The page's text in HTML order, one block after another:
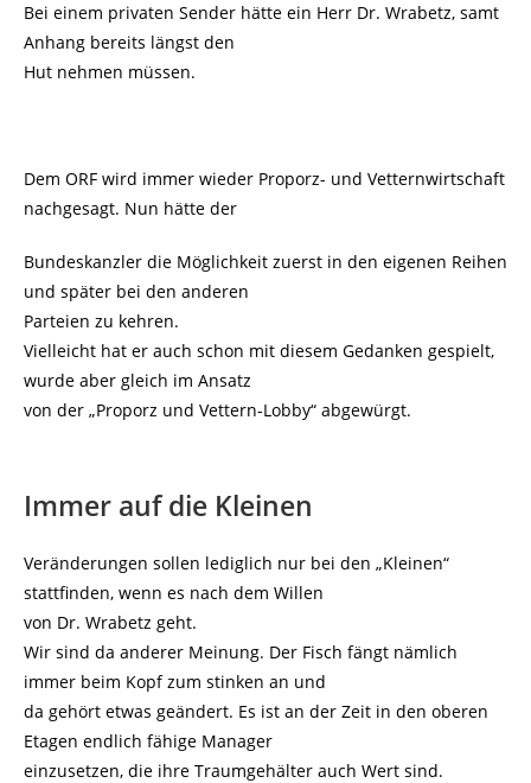
Bei einem privaten Sender hätte ein Herr Dr. Wrabetz, samt
Anhang bereits längst den
Hut nehmen müssen.
Dem ORF wird immer wieder Proporz- und Vetternwirtschaft
nachgesagt. Nun hätte der
Bundeskanzler die Möglichkeit zuerst in den eigenen Reihen
und später bei den anderen
Parteien zu kehren.
Vielleicht hat er auch schon mit diesem Gedanken gespielt,
wurde aber gleich im Ansatz
von der „Proporz und Vettern-Lobby“ abgewürgt.
Immer auf die Kleinen
Veränderungen sollen lediglich nur bei den „Kleinen“
stattfinden, wenn es nach dem Willen
von Dr. Wrabetz geht.
Wir sind da anderer Meinung. Der Fisch fängt nämlich
immer beim Kopf zum stinken an und
da gehört etwas geändert. Es ist an der Zeit in den oberen
Etagen endlich fähige Manager
einzusetzen, die ihre Traumgehälter auch Wert sind.